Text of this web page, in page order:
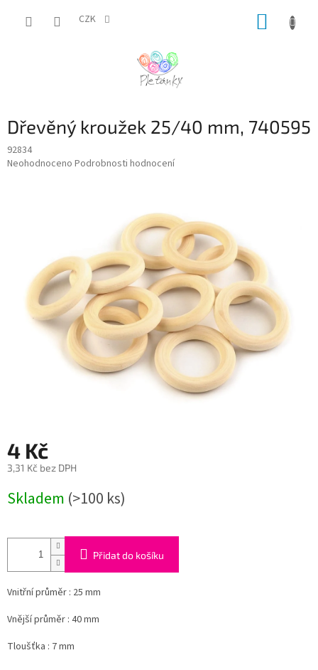
CZK
Dřevěný kroužek 25/40 mm, 740595
92834
Průměrné
Neohodnoceno Podrobnosti hodnocení
4 Kč
3,31 Kč bez DPH
cena:
Skladem (>100 ks)
Přidat do košíku
Vnitřní průměr : 25 mm
Vnější průměr : 40 mm
Tloušťka : 7 mm